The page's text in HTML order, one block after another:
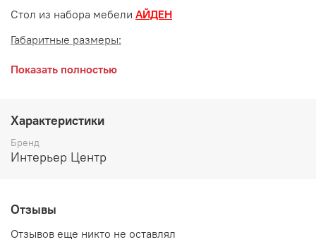
Стол из набора мебели АЙДЕН
Габаритные размеры:
длина 1200 мм
высота 770 мм
Цвет и материалы:
ЛДСП Белый
Производитель:
Показать полностью
Характеристики
Бренд
Интерьер Центр
Отзывы
Отзывов еще никто не оставлял